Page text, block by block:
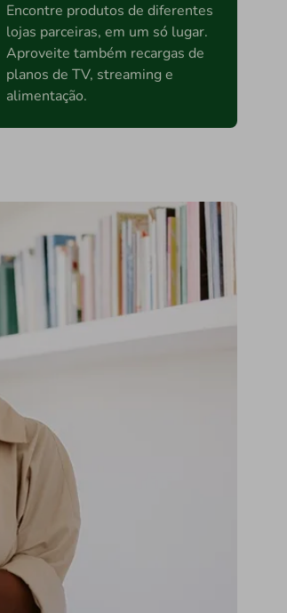
Encontre produtos de diferentes
lojas parceiras, em um só lugar.
Aproveite também recargas de
planos de TV, streaming e
alimentação.